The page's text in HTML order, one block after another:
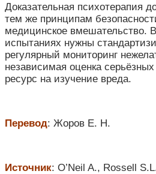
Доказательная психотерапия
тем же принципам
медицинское вмешательство.
испытаниях нужны
регулярный мониторинг
независимая оценка
ресурс на изучение вреда.
Перевод: Жоров Е. Н.
Источник: O’Neil A., Rossell